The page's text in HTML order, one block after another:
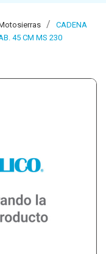
CADENA
45 CM MS 230